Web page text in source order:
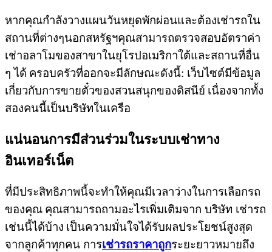
หากคุณกำลังวางแผนวันหยุดพักผ่อนและต้องเช่ารถใน
สถานที่ต่างๆนอกสหรัฐฯคุณสามารถตรวจสอบอัตราค่า
เช่าอลาโมของสาขาในยุโรปอเมริกาใต้และสถานที่อื่น
ๆ ได้ ครอบครัวที่ออกจะมีลักษณะดังนี้: เว็บไซต์มีข้อมูล
เกี่ยวกับการขายตั๋วของสวนสนุกของดิสนีย์ เนื่องจากทั้ง
สองคนนี้เป็นบริษัทในเครือ
แน่นอนการมีส่วนร่วมในระบบเช่าทาง
อินเทอร์เน็ต
ที่มีประสิทธิภาพนี้จะทำให้คุณมีเวลาว่างในการเลือกรถ
ของคุณ คุณสามารถถามอะไรเพิ่มเติมจาก บริษัท เช่ารถ
เช่นนี้ได้บ้าง เป็นความมั่นใจได้รับผลประโยชน์สูงสุด
จากลูกค้าทุกคน การเช่ารถราคาถูกระยะยาวหมายถึง